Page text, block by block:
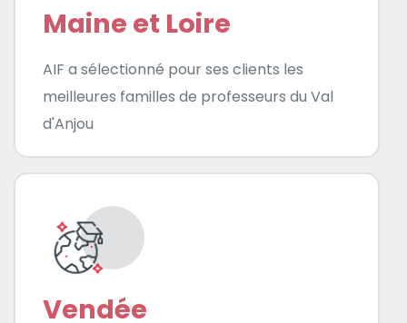
Maine et Loire
AIF a sélectionné pour ses clients les
meilleures familles de professeurs du Val
d'Anjou
Vendée